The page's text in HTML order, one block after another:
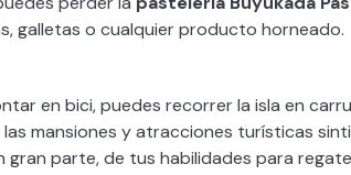
galletas o cualquier producto horneado.
en bici, puedes recorrer la isla en
mansiones y atracciones turísticas
gran parte, de tus habilidades para